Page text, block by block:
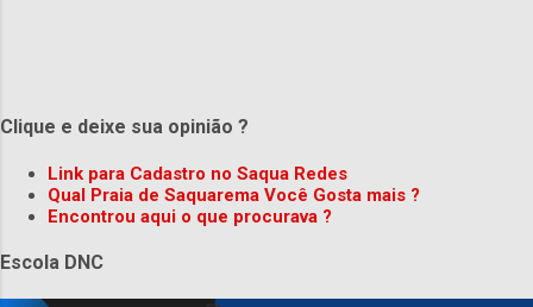
Clique e deixe sua opinião ?
Link para Cadastro no Saqua Redes
Qual Praia de Saquarema Você Gosta mais ?
Encontrou aqui o que procurava ?
Escola DNC